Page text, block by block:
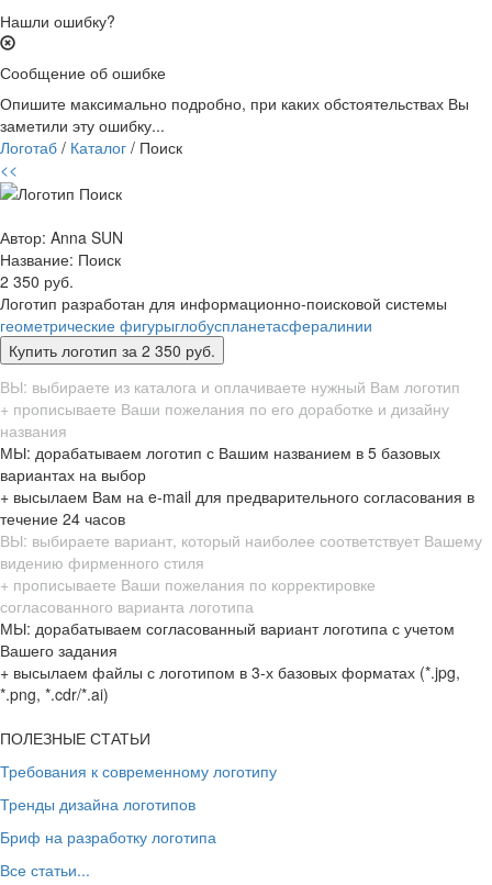
Нашли ошибку?
Сообщение об ошибке
Опишите максимально подробно, при каких обстоятельствах Вы
заметили эту ошибку...
Логотаб / Каталог / Поиск
<<
Автор: Anna SUN
Название: Поиск
2 350 руб.
Логотип разработан для информационно-поисковой системы
геометрические фигурыглобуспланетасфералинии
ВЫ: выбираете из каталога и оплачиваете нужный Вам логотип
+ прописываете Ваши пожелания по его доработке и дизайну
названия
МЫ: дорабатываем логотип с Вашим названием в 5 базовых
вариантах на выбор
+ высылаем Вам на e-mail для предварительного согласования в
течение 24 часов
ВЫ: выбираете вариант, который наиболее соответствует Вашему
видению фирменного стиля
+ прописываете Ваши пожелания по корректировке
согласованного варианта логотипа
МЫ: дорабатываем согласованный вариант логотипа с учетом
Вашего задания
+ высылаем файлы с логотипом в 3-х базовых форматах (*.jpg,
*.png, *.cdr/*.ai)
ПОЛЕЗНЫЕ СТАТЬИ
Требования к современному логотипу
Тренды дизайна логотипов
Бриф на разработку логотипа
Все статьи...